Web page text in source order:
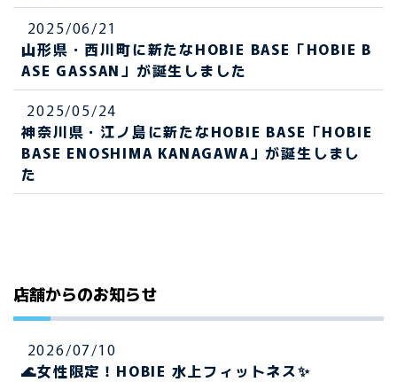
2025/06/21
山形県・西川町に新たなHOBIE BASE「HOBIE B
ASE GASSAN」が誕生しました
2025/05/24
神奈川県・江ノ島に新たなHOBIE BASE「HOBIE
BASE ENOSHIMA KANAGAWA」が誕生しまし
た
店舗からのお知らせ
2026/07/10
🌊女性限定！HOBIE 水上フィットネス✨